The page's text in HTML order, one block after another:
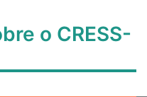
o CRESS-